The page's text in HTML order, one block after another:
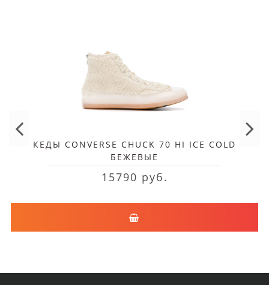
КЕДЫ CONVERSE CHUCK 70 HI ICE COLD
БЕЖЕВЫЕ
15790 руб.